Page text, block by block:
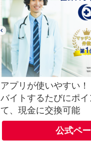
アプリが使いやすい！
バイトするたびにポイ
て、現金に交換可能
公式ペ